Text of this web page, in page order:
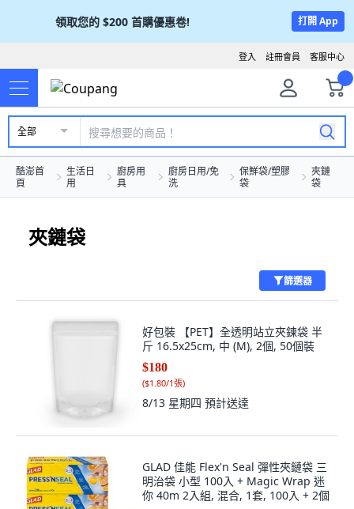
領取您的 $200 首購優惠卷! 打開 App
客服中心
註冊會員
登入
全部
酷澎首
頁
生活日
用
廚房用
具
廚房日用/免
洗
保鮮袋/塑膠
袋
夾鏈
袋
夾鏈袋
篩選器
好包裝 【PET】全透明站立夾鍊袋 半
斤 16.5x25cm, 中 (M), 2個, 50個裝
$180
($1.80/1張)
8/13 星期四 預計送達
GLAD 佳能 Flex'n Seal 彈性夾鏈袋 三
明治袋 小型 100入 + Magic Wrap 迷
你 40m 2入組, 混合, 1套, 100入 + 2個